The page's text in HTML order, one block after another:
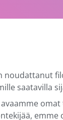
noudattanut
saatavilla
emme